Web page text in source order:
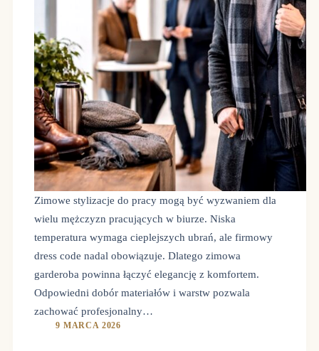
Zimowe stylizacje do pracy mogą być wyzwaniem dla
wielu mężczyzn pracujących w biurze. Niska
temperatura wymaga cieplejszych ubrań, ale firmowy
dress code nadal obowiązuje. Dlatego zimowa
garderoba powinna łączyć elegancję z komfortem.
Odpowiedni dobór materiałów i warstw pozwala
zachować profesjonalny…
9 MARCA 2026